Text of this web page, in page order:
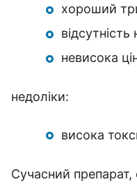
хороший
невисока
недоліки:
висока
Сучасний препарат,